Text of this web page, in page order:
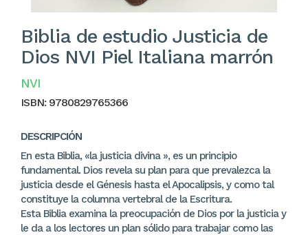
Biblia de estudio Justicia de
Dios NVI Piel Italiana marrón
NVI
ISBN: 9780829765366
DESCRIPCIÓN
En esta Biblia, «la justicia divina », es un principio
fundamental. Dios revela su plan para que prevalezca la
justicia desde el Génesis hasta el Apocalipsis, y como tal
constituye la columna vertebral de la Escritura.
Esta Biblia examina la preocupación de Dios por la justicia y
le da a los lectores un plan sólido para trabajar como las